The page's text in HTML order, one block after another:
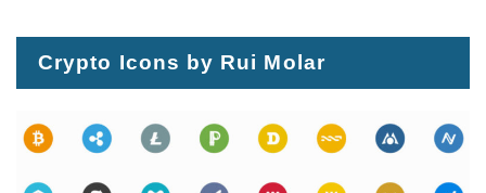
Crypto Icons by Rui Molar